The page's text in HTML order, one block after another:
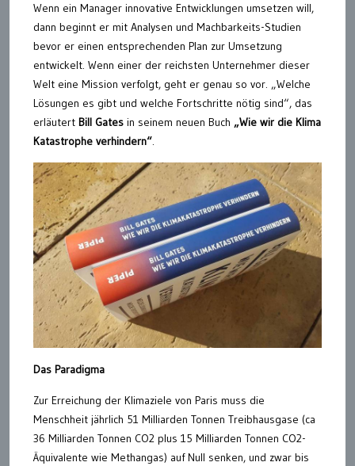
Wenn ein Manager innovative Entwicklungen umsetzen will,
dann beginnt er mit Analysen und Machbarkeits-Studien
bevor er einen entsprechenden Plan zur Umsetzung
entwickelt. Wenn einer der reichsten Unternehmer dieser
Welt eine Mission verfolgt, geht er genau so vor. „Welche
Lösungen es gibt und welche Fortschritte nötig sind“, das
erläutert Bill Gates in seinem neuen Buch „Wie wir die Klima
Katastrophe verhindern“.
Das Paradigma
Zur Erreichung der Klimaziele von Paris muss die
Menschheit jährlich 51 Milliarden Tonnen Treibhausgase (ca
36 Milliarden Tonnen CO2 plus 15 Milliarden Tonnen CO2-
Äquivalente wie Methangas) auf Null senken, und zwar bis